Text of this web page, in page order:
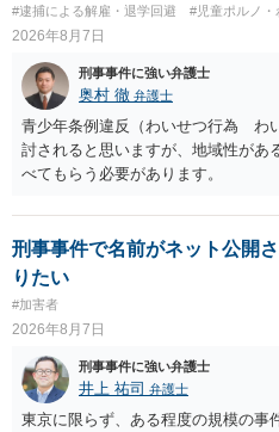
#逮捕による解雇・退学回避
#児童ポルノ
2026年8月7日
刑事事件に強い弁護士
奥村 徹 弁護士
青少年条例違反（わいせつ行為 わ
討されると思いますが、地域性があ
べてもらう必要があります。
刑事事件で名前がネット公開
りたい
#加害者
2026年8月7日
刑事事件に強い弁護士
井上 祐司 弁護士
東京に限らず、ある程度の規模の事